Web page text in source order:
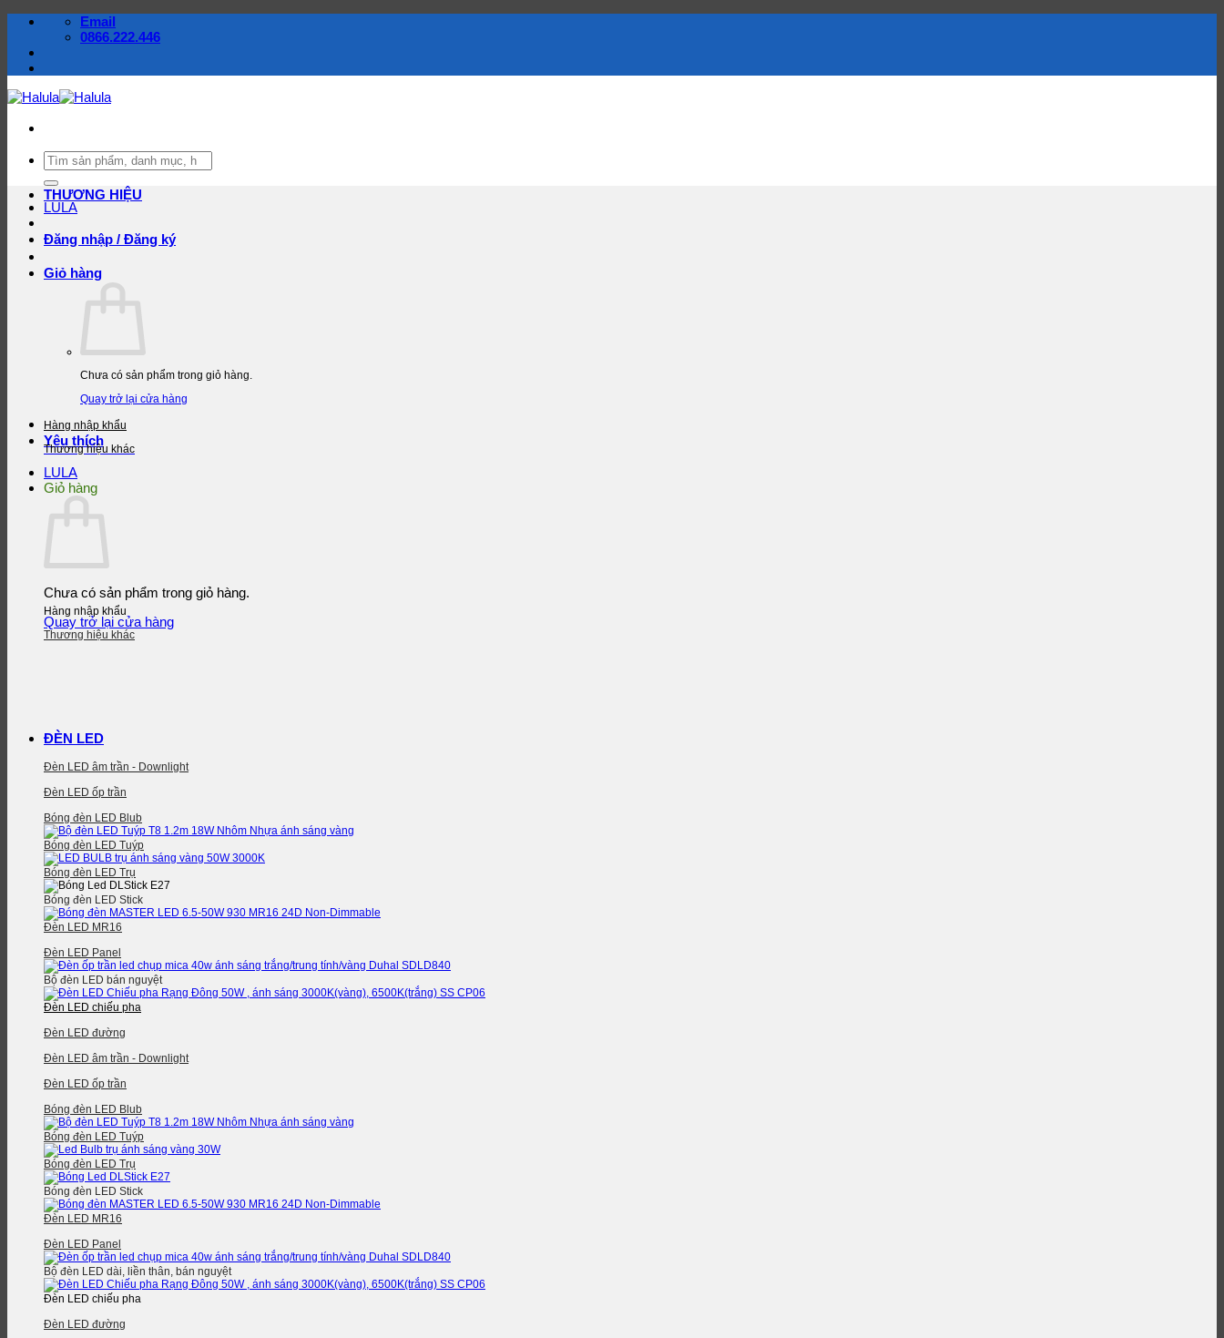
dung
Email
0866.222.446
Tìm
kiếm:
LULA
Đăng nhập / Đăng ký
Giỏ hàng
Chưa có sản phẩm trong giỏ hàng.
Quay trở lại cửa hàng
Yêu thích
LULA
Giỏ hàng
Chưa có sản phẩm trong giỏ hàng.
Quay trở lại cửa hàng
THƯƠNG HIỆU
Hàng nhập khẩu
Thương hiệu khác
Hàng nhập khẩu
Thương hiệu khác
ĐÈN LED
Đèn LED âm trần - Downlight
Đèn LED ốp trần
Bóng đèn LED Blub
Bóng đèn LED Tuýp
Bóng đèn LED Trụ
Bóng đèn LED Stick
Đèn LED MR16
Đèn LED Panel
Bộ đèn LED bán nguyệt
Đèn LED chiếu pha
Đèn LED đường
Đèn LED âm trần - Downlight
Đèn LED ốp trần
Bóng đèn LED Blub
Bóng đèn LED Tuýp
Bóng đèn LED Trụ
Bóng đèn LED Stick
Đèn LED MR16
Đèn LED Panel
Bộ đèn LED dài, liền thân, bán nguyệt
Đèn LED chiếu pha
Đèn LED đường